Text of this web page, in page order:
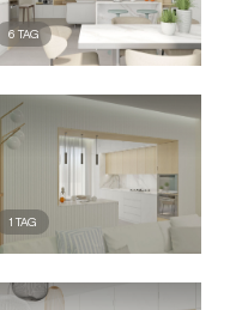
6 TAG
1 TAG